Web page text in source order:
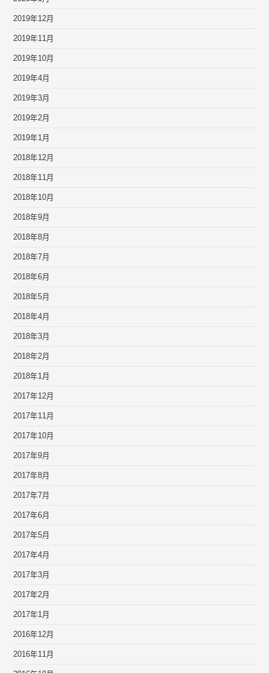
2019年12月
2019年11月
2019年10月
2019年4月
2019年3月
2019年2月
2019年1月
2018年12月
2018年11月
2018年10月
2018年9月
2018年8月
2018年7月
2018年6月
2018年5月
2018年4月
2018年3月
2018年2月
2018年1月
2017年12月
2017年11月
2017年10月
2017年9月
2017年8月
2017年7月
2017年6月
2017年5月
2017年4月
2017年3月
2017年2月
2017年1月
2016年12月
2016年11月